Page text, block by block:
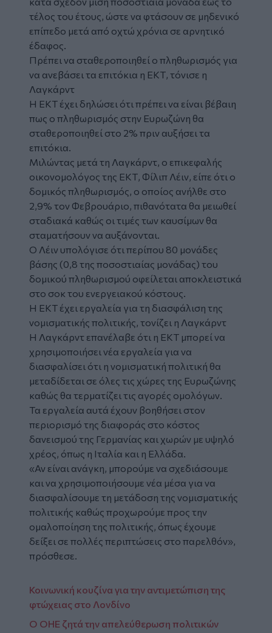
τέλος του έτους, ώστε να φτάσουν σε μηδενικό
επίπεδο μετά από οχτώ χρόνια σε αρνητικό
έδαφος.
Πρέπει να σταθεροποιηθεί ο πληθωρισμός για
να ανεβάσει τα επιτόκια η ΕΚΤ, τόνισε η
Λαγκάρντ
Η ΕΚΤ έχει δηλώσει ότι πρέπει να είναι βέβαιη
πως ο πληθωρισμός στην Ευρωζώνη θα
σταθεροποιηθεί στο 2% πριν αυξήσει τα
επιτόκια.
Μιλώντας μετά τη Λαγκάρντ, ο επικεφαλής
οικονομολόγος της ΕΚΤ, Φίλιπ Λέιν, είπε ότι ο
δομικός πληθωρισμός, ο οποίος ανήλθε στο
2,9% τον Φεβρουάριο, πιθανότατα θα μειωθεί
σταδιακά καθώς οι τιμές των καυσίμων θα
σταματήσουν να αυξάνονται.
Ο Λέιν υπολόγισε ότι περίπου 80 μονάδες
βάσης (0,8 της ποσοστιαίας μονάδας) του
δομικού πληθωρισμού οφείλεται αποκλειστικά
στο σοκ του ενεργειακού κόστους.
Η ΕΚΤ έχει εργαλεία για τη διασφάλιση της
νομισματικής πολιτικής, τονίζει η Λαγκάρντ
Η Λαγκάρντ επανέλαβε ότι η ΕΚΤ μπορεί να
χρησιμοποιήσει νέα εργαλεία για να
διασφαλίσει ότι η νομισματική πολιτική θα
μεταδίδεται σε όλες τις χώρες της Ευρωζώνης
καθώς θα τερματίζει τις αγορές ομολόγων.
Τα εργαλεία αυτά έχουν βοηθήσει στον
περιορισμό της διαφοράς στο κόστος
δανεισμού της Γερμανίας και χωρών με υψηλό
χρέος, όπως η Ιταλία και η Ελλάδα.
«Αν είναι ανάγκη, μπορούμε να σχεδιάσουμε
και να χρησιμοποιήσουμε νέα μέσα για να
διασφαλίσουμε τη μετάδοση της νομισματικής
πολιτικής καθώς προχωρούμε προς την
ομαλοποίηση της πολιτικής, όπως έχουμε
δείξει σε πολλές περιπτώσεις στο παρελθόν»,
πρόσθεσε.
Κοινωνική κουζίνα για την αντιμετώπιση της
φτώχειας στο Λονδίνο
Ο ΟΗΕ ζητά την απελεύθερωση πολιτικών